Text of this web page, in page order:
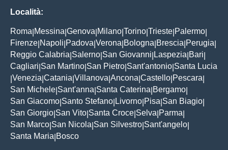
Località:
Roma Messina Genova Milano Torino Trieste Palermo
Firenze Napoli Padova Verona Bologna Brescia Perugia
Reggio Calabria Salerno San Giovanni Laspezia Bari
Cagliari San Martino San Pietro Sant'antonio Santa Lucia
Venezia Catania Villanova Ancona Castello Pescara
San Michele Sant'anna Santa Caterina Bergamo
San Giacomo Santo Stefano Livorno Pisa San Biagio
San Giorgio San Vito Santa Croce Selva Parma
San Marco San Nicola San Silvestro Sant'angelo
Santa Maria Bosco